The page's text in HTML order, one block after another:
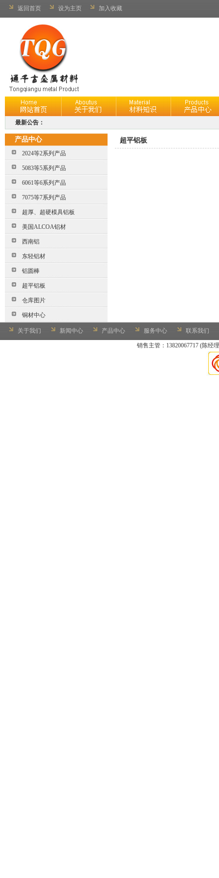
返回首页 设为主页 加入收藏
最新公告：
产品中心
2024等2系列产品
5083等5系列产品
6061等6系列产品
7075等7系列产品
超厚、超硬模具铝板
美国ALCOA铝材
西南铝
东轻铝材
铝圆棒
超平铝板
仓库图片
铜材中心
超平铝板
关于我们 新闻中心 产品中心 服务中心 联系我们
销售主管：13820067717 (陈